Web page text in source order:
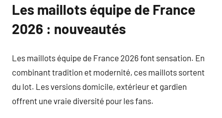
Les maillots équipe de France
2026 : nouveautés
Les maillots équipe de France 2026 font sensation. En
combinant tradition et modernité, ces maillots sortent
du lot. Les versions domicile, extérieur et gardien
offrent une vraie diversité pour les fans.